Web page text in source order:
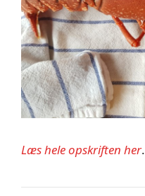
Læs hele opskriften her.